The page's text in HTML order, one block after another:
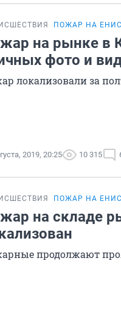
ПОЖАР НА
на рынке в
фото и
локализовали за
2019, 20:25 10 315
ПОЖАР НА
на складе
продолжают